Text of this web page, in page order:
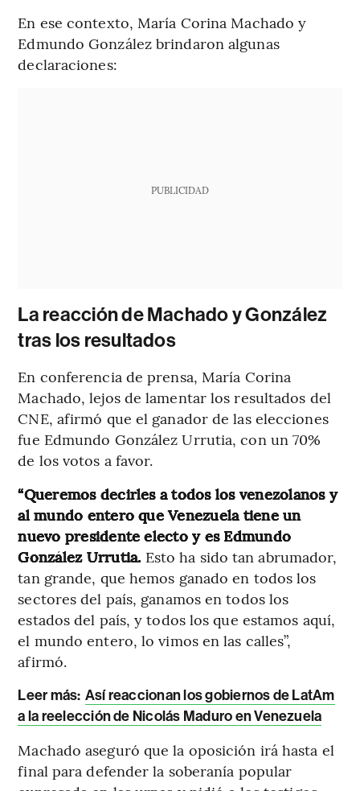
En ese contexto, María Corina Machado y
Edmundo González brindaron algunas
declaraciones:
PUBLICIDAD
La reacción de Machado y González
tras los resultados
En conferencia de prensa, María Corina
Machado, lejos de lamentar los resultados del
CNE, afirmó que el ganador de las elecciones
fue Edmundo González Urrutia, con un 70%
de los votos a favor.
“Queremos decirles a todos los venezolanos y
al mundo entero que Venezuela tiene un
nuevo presidente electo y es Edmundo
González Urrutia. Esto ha sido tan abrumador,
tan grande, que hemos ganado en todos los
sectores del país, ganamos en todos los
estados del país, y todos los que estamos aquí,
el mundo entero, lo vimos en las calles”,
afirmó.
Leer más: Así reaccionan los gobiernos de LatAm
a la reelección de Nicolás Maduro en Venezuela
Machado aseguró que la oposición irá hasta el
final para defender la soberanía popular